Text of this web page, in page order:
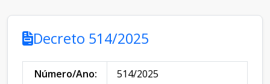
Decreto 514/2025
Número/Ano:
514/2025